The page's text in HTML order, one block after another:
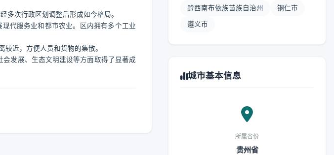
多次行政区划调整后形成如今格局。
代服务业和都市农业。区内拥有多个工业
近，方便人员和货物的集散。
会发展、生态文明建设等方面取得了显著成
黔西南布依族苗族自治州 铜仁市
遵义市
城市基本信息
所属省份
贵州省